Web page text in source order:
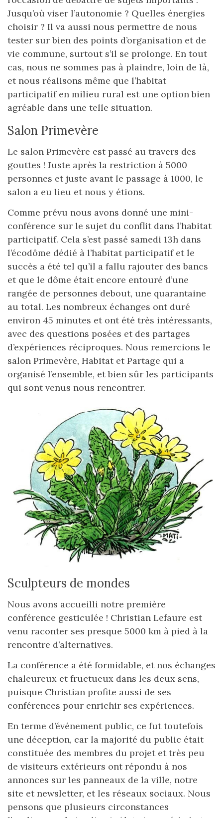
Jusqu’où viser l’autonomie ? Quelles énergies
choisir ? Il va aussi nous permettre de nous
tester sur bien des points d’organisation et de
vie commune, surtout s’il se prolonge. En tout
cas, nous ne sommes pas à plaindre, loin de là,
et nous réalisons même que l’habitat
participatif en milieu rural est une option bien
agréable dans une telle situation.
Salon Primevère
Le salon Primevère est passé au travers des
gouttes ! Juste après la restriction à 5000
personnes et juste avant le passage à 1000, le
salon a eu lieu et nous y étions.
Comme prévu nous avons donné une mini-
conférence sur le sujet du conflit dans l’habitat
participatif. Cela s’est passé samedi 13h dans
l’écodôme dédié à l’habitat participatif et le
succès a été tel qu’il a fallu rajouter des bancs
et que le dôme était encore entouré d’une
rangée de personnes debout, une quarantaine
au total. Les nombreux échanges ont duré
environ 45 minutes et ont été très intéressants,
avec des questions posées et des partages
d’expériences réciproques. Nous remercions le
salon Primevère, Habitat et Partage qui a
organisé l’ensemble, et bien sûr les participants
qui sont venus nous rencontrer.
Sculpteurs de mondes
Nous avons accueilli notre première
conférence gesticulée ! Christian Lefaure est
venu raconter ses presque 5000 km à pied à la
rencontre d’alternatives.
La conférence a été formidable, et nos échanges
chaleureux et fructueux dans les deux sens,
puisque Christian profite aussi de ses
conférences pour enrichir ses expériences.
En terme d’événement public, ce fut toutefois
une déception, car la majorité du public était
constituée des membres du projet et très peu
de visiteurs extérieurs ont répondu à nos
annonces sur les panneaux de la ville, notre
site et newsletter, et les réseaux sociaux. Nous
pensons que plusieurs circonstances